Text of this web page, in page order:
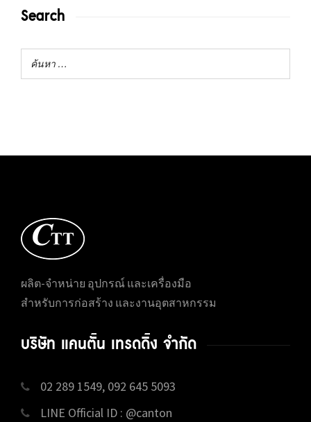
Search
ผลิต-จำหน่าย อุปกรณ์ และเครื่องมือ
สำหรับการก่อสร้าง และงานอุตสาหกรรม
บริษัท แคนตั้น เทรดดิ้ง จำกัด
02 289 1549, 092 645 5093
LINE Official ID : @canton